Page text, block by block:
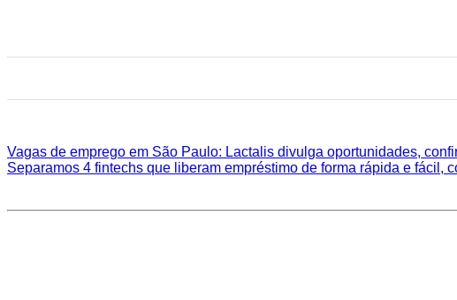
Vagas de emprego em São Paulo: Lactalis divulga oportunidades,
Separamos 4 fintechs que liberam empréstimo de forma rápida e fácil,